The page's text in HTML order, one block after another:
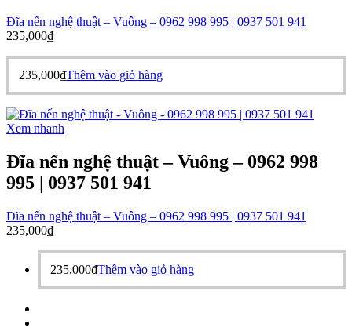
Đĩa nến nghệ thuật – Vuông – 0962 998 995 | 0937 501 941
235,000₫
235,000₫Thêm vào giỏ hàng
Xem nhanh
Đĩa nến nghệ thuật – Vuông – 0962 998
995 | 0937 501 941
Đĩa nến nghệ thuật – Vuông – 0962 998 995 | 0937 501 941
235,000₫
235,000₫Thêm vào giỏ hàng